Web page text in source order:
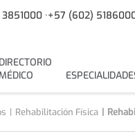
·+57 (602)
DIRECTORIO
Rehabilitación Física